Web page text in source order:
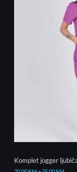
Komplet jogger